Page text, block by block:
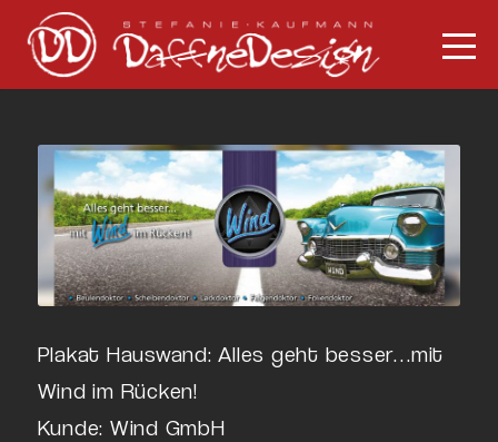
Plakat Hauswand: Alles geht besser…mit
Wind im Rücken!
Kunde: Wind GmbH